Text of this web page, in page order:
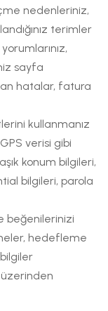
nedenleriniz,
terimler
sayfa
hatalar, fatura
kullanmanız
verisi gibi
konum bilgileri,
bilgileri, parola
beğenilerinizi
hedefleme